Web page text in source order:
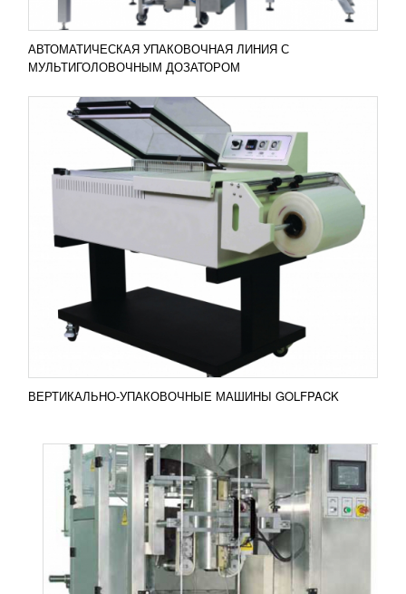
АВТОМАТИЧЕСКАЯ УПАКОВОЧНАЯ ЛИНИЯ С
МУЛЬТИГОЛОВОЧНЫМ ДОЗАТОРОМ
ВЕРТИКАЛЬНО-УПАКОВОЧНЫЕ МАШИНЫ GOLFPACK
ВЕРТИКАЛЬНО-УПАКОВОЧНЫЕ МАШИНЫ
1 447 954
Если вы нуждаетесь в упаковочной машине с
различными вариантами упаковки, рекомендуем
обратить внимание на вертикальные упаковочные
машины CAIMAN...
ПОДРОБНЕЕ
Добавить в сравнение
ВЕРТИКАЛЬНО-УПАКОВОЧНЫЕ МАШИНЫ
CAIMAN F
2 271 004 RUB